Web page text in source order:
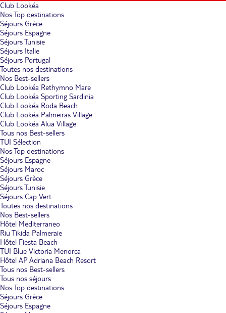
Club Lookéa
Nos Top destinations
Séjours Grèce
Séjours Espagne
Séjours Tunisie
Séjours Italie
Séjours Portugal
Toutes nos destinations
Nos Best-sellers
Club Lookéa Rethymno Mare
Club Lookéa Sporting Sardinia
Club Lookéa Roda Beach
Club Lookéa Palmeiras Village
Club Lookéa Alua Village
Tous nos Best-sellers
TUI Sélection
Nos Top destinations
Séjours Espagne
Séjours Maroc
Séjours Grèce
Séjours Tunisie
Séjours Cap Vert
Toutes nos destinations
Nos Best-sellers
Hôtel Mediterraneo
Riu Tikida Palmeraie
Hôtel Fiesta Beach
TUI Blue Victoria Menorca
Hôtel AP Adriana Beach Resort
Tous nos Best-sellers
Tous nos séjours
Nos Top destinations
Séjours Grèce
Séjours Espagne